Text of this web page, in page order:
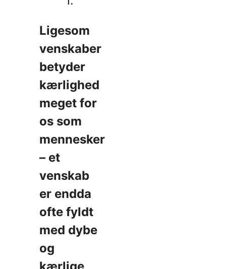
Ligesom
venskaber
betyder
kærlighed
meget for
os som
mennesker
– et
venskab
er endda
ofte fyldt
med dybe
og